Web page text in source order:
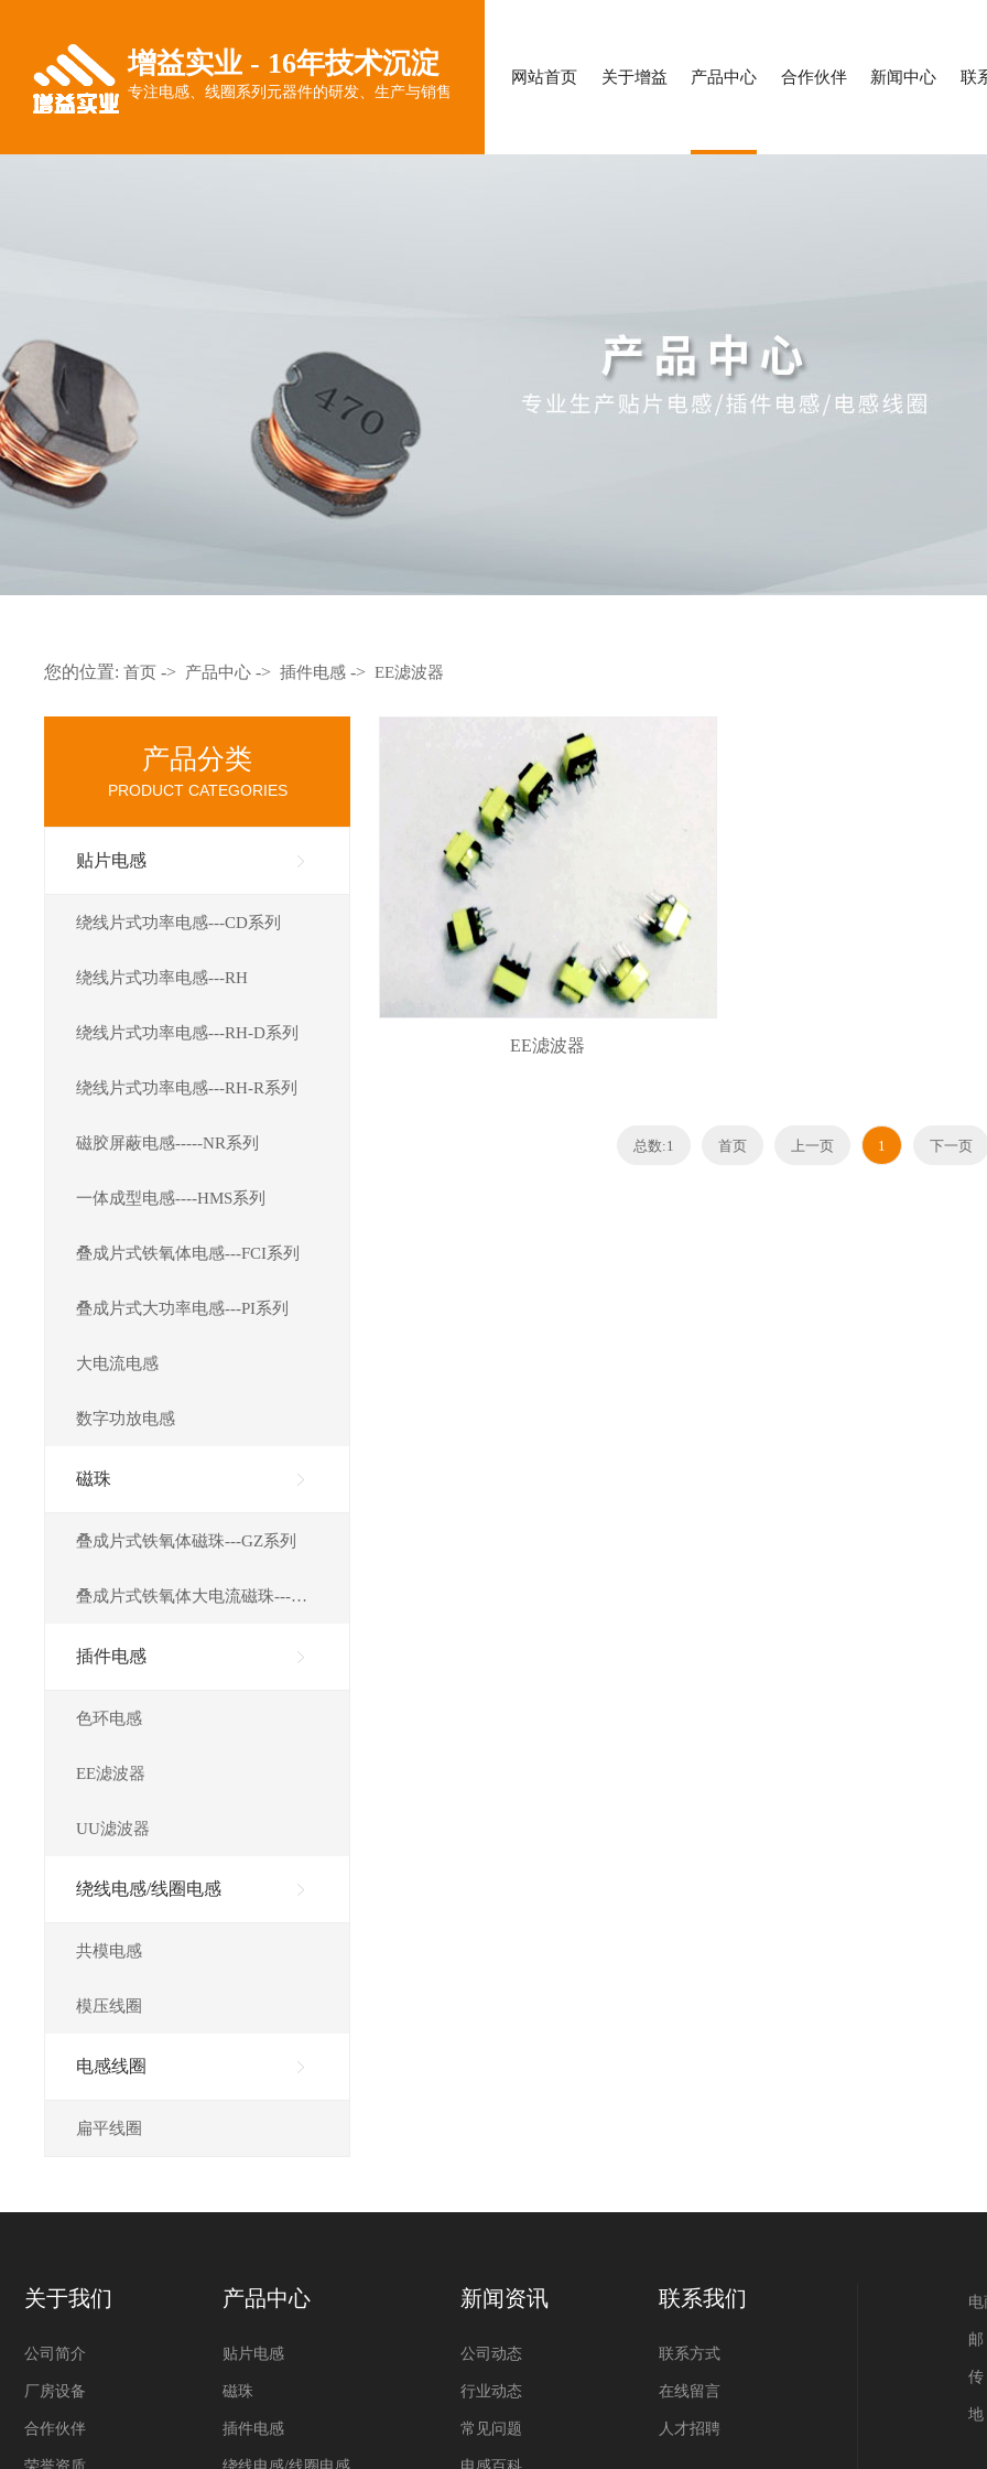
增益实业 - 16年技术沉淀
专注电感、线圈系列元器件的研发、生产与销售
网站首页 关于增益 产品中心 合作伙伴 新闻中心 联
您的位置:首页 -> 产品中心 ->插件电感 ->EE滤波器
产品分类
PRODUCT CATEGORIES
贴片电感
绕线片式功率电感---CD系列
绕线片式功率电感---RH
绕线片式功率电感---RH-D系列
绕线片式功率电感---RH-R系列
磁胶屏蔽电感-----NR系列
一体成型电感----HMS系列
叠成片式铁氧体电感---FCI系列
叠成片式大功率电感---PI系列
大电流电感
数字功放电感
磁珠
叠成片式铁氧体磁珠---GZ系列
叠成片式铁氧体大电流磁珠---
HCB
插件电感
色环电感
EE滤波器
UU滤波器
绕线电感/线圈电感
共模电感
模压线圈
电感线圈
扁平线圈
EE滤波器
总数:1 首页 上一页 1 下一页
关于我们
公司简介
厂房设备
合作伙伴
产品中心
贴片电感
磁珠
插件电感
新闻资讯
公司动态
行业动态
常见问题
联系我们
联系方式
在线留言
人才招聘
电
传
地